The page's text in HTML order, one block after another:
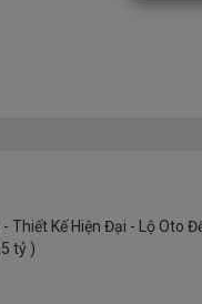
Thiết Kế Hiện Đại - Lộ Oto
tỷ )